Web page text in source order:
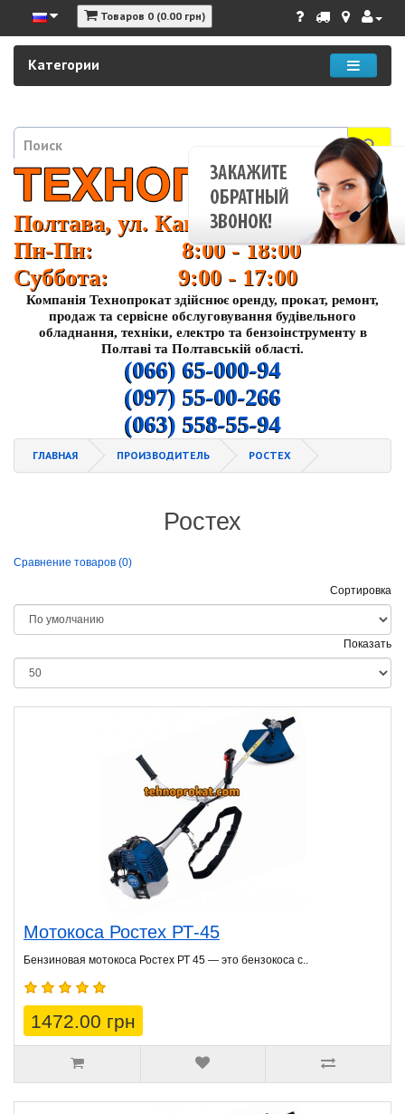
Товаров 0 (0.00 грн)
Категории
Полтава, ул. Кагамлыка 37
Пн-Пн: 8:00 - 18:00
Суббота: 9:00 - 17:00
Компанія Технопрокат здійснює оренду, прокат, ремонт,
продаж та сервісне обслуговування будівельного
обладнання, техніки, електро та бензоінструменту в
Полтаві та Полтавській області.
(066) 65-000-94
(097) 55-00-266
(063) 558-55-94
ГЛАВНАЯ ПРОИЗВОДИТЕЛЬ РОСТЕХ
Ростех
Сравнение товаров (0)
Сортировка
Показать
Мотокоса Ростех РТ-45
Бензиновая мотокоса Ростех РТ 45 — это бензокоса с..
1472.00 грн